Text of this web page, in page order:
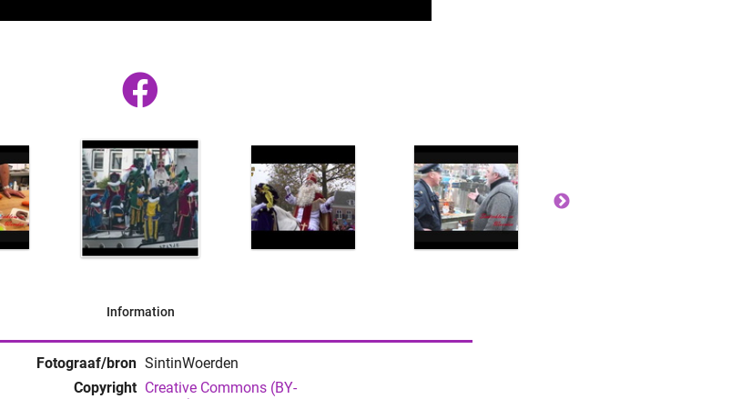
Information
Fotograaf/bron SintinWoerden
Copyright Creative Commons (BY-